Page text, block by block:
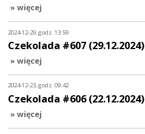
» więcej
2024-12-29, godz. 13:59
Czekolada #607 (29.12.2024)
» więcej
2024-12-23, godz. 09:42
Czekolada #606 (22.12.2024)
» więcej